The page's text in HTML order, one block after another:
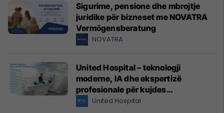
Sigurime, pensione dhe mbrojtje
juridike për bizneset me NOVATRA
Vermögensberatung
NOVATRA
United Hospital – teknologji
moderne, IA dhe ekspertizë
profesionale për kujdes
shëndetësor me standarde
United Hospital